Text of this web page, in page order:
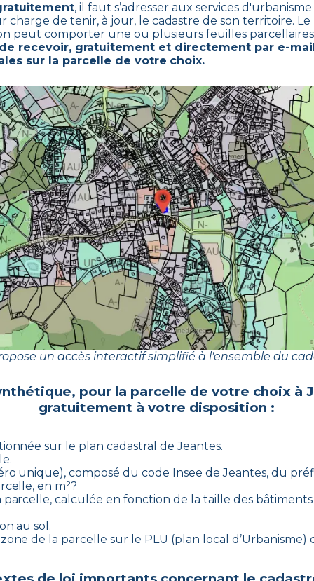
,il faut s’adresser aux services
de tenir, à jour, le cadastre de son territoire.
peut comporter une ou plusieurs feuilles
recevoir, gratuitement et directement par e-
sur la parcelle de votre choix.
un accès interactif simplifié à l'ensemble du
pour la parcelle de votre choix à
gratuitement à votre disposition :
sur le plan cadastral deJeantes.
unique), composé du code Insee deJeantes, du
en m²?
calculée en fonction de la taille des bâtiments
au sol.
de la parcelle sur le PLU (plan local d’Urbanisme)